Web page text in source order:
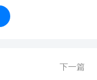
下一篇